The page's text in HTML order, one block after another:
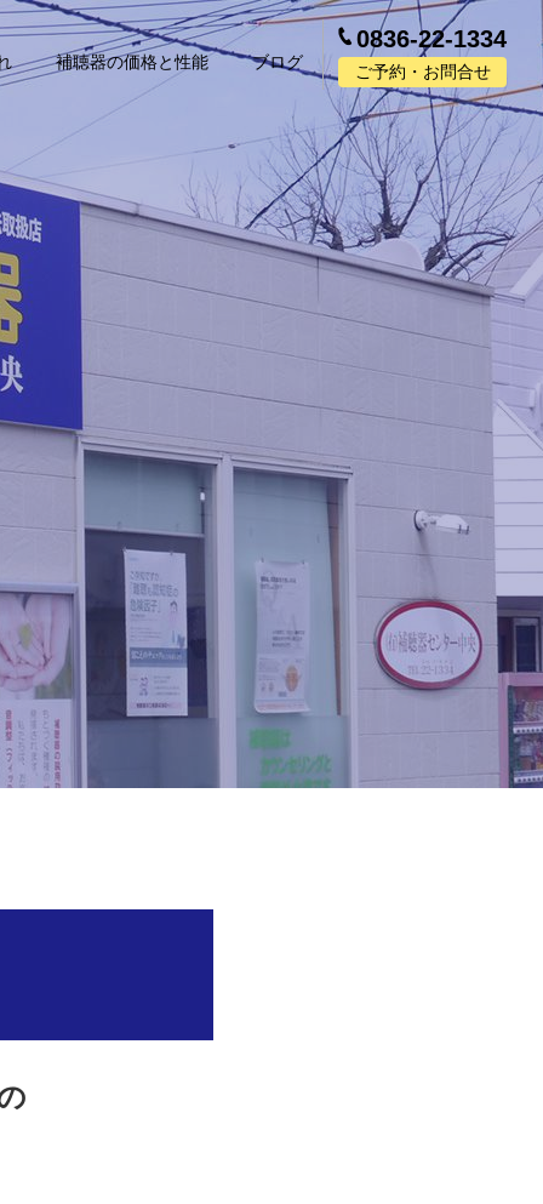
補聴器の価格と性能 ブログ
0836-22-1334
ご予約・お問合せ